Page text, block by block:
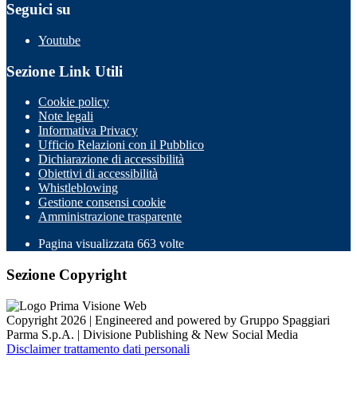
Seguici su
Youtube
Sezione Link Utili
Cookie policy
Note legali
Informativa Privacy
Ufficio Relazioni con il Pubblico
Dichiarazione di accessibilità
Obiettivi di accessibilità
Whistleblowing
Gestione consensi cookie
Amministrazione trasparente
Pagina visualizzata 663 volte
Sezione Copyright
Copyright 2026 | Engineered and powered by Gruppo Spaggiari
Parma S.p.A. | Divisione Publishing & New Social Media
Disclaimer trattamento dati personali